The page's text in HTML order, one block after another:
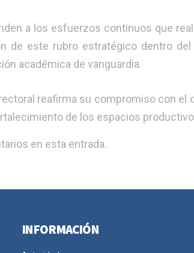
a los esfuerzos continuos que
de este rubro estratégico dentro
académica de vanguardia.
reafirma su compromiso con el
de los espacios
en esta entrada.
INFORMACIÓN